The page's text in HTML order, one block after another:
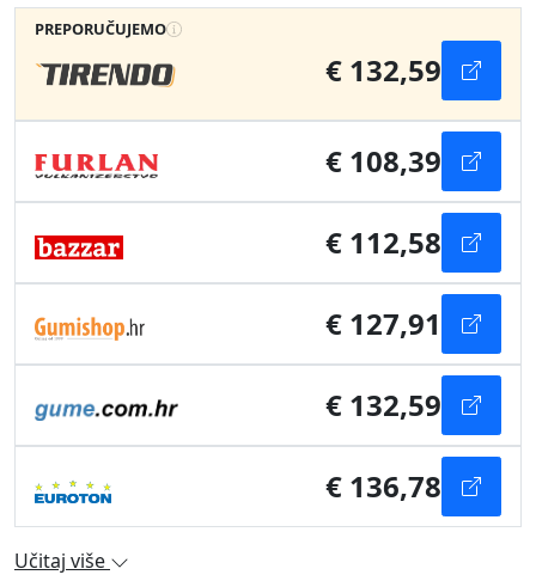
PREPORUČUJEMO
€ 132,59
€ 108,39
€ 112,58
€ 127,91
€ 132,59
€ 136,78
Učitaj više